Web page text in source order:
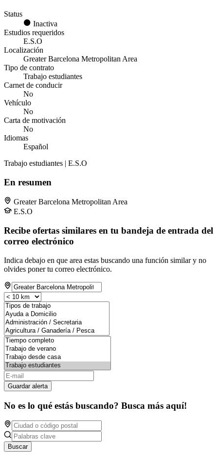
Status
Inactiva
Estudios requeridos
E.S.O
Localización
Greater Barcelona Metropolitan Area
Tipo de contrato
Trabajo estudiantes
Carnet de conducir
No
Vehículo
No
Carta de motivación
No
Idiomas
Español
Trabajo estudiantes | E.S.O
En resumen
Greater Barcelona Metropolitan Area
E.S.O
Recibe ofertas similares en tu bandeja de entrada del
correo electrónico
Indica debajo en que area estas buscando una función similar y no
olvides poner tu correo electrónico.
Guardar alerta
No es lo qué estás buscando? Busca más aquí!
Buscar